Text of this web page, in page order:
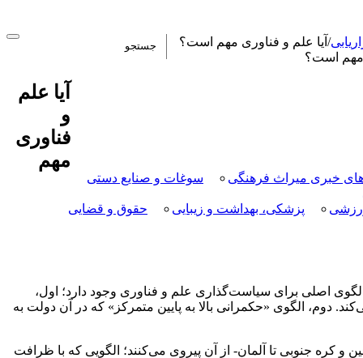
خبری میراث فرهنگی
سوغات و صنایع دستی
پزشکی، بهداشت و زیبایی
حقوق و قضایی
/ آیا علم و فناوری مهم است؟
آیا علم
و
فناوری
مهم
اصلی برای سیاست‌گذاری علم و فناوری وجود دارد؛ اول،
دوم، الگوی «حکمرانی بالا به پایین متمرکز» که در آن دولت به
کره جنوبی تا آلمان- از آن پیروی می‌کنند؛ الگویی که با ظرافت